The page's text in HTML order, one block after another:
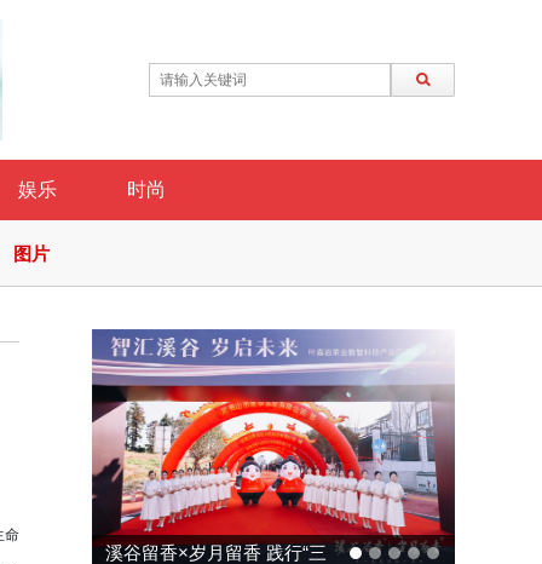
娱乐 时尚
图片
命
溪谷留香×岁月留香 践行“三